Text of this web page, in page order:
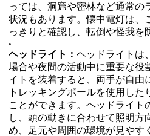
っては、洞窟や密林など通常の
状況もあります。懐中電灯は、
っきりと確認し、転倒や怪我を
ヘッドライト：ヘッドライトは
場合や夜間の活動中に重要な役
イトを装着すると、両手が自由
トレッキングポールを使用した
ことができます。ヘッドライト
し、頭の動きに合わせて照明方
め、足元や周囲の環境が見やす